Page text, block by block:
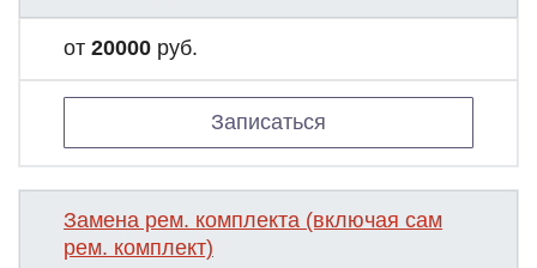
от 20000 руб.
Записаться
Замена рем. комплекта (включая сам
рем. комплект)